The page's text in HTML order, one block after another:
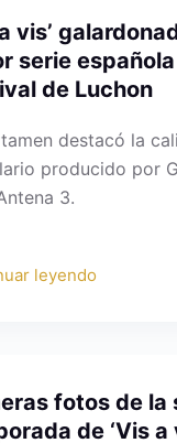
vis’
serie
de Luchon
destacó la
producido por
3.
leyendo
fotos de la
de ‘Vis a